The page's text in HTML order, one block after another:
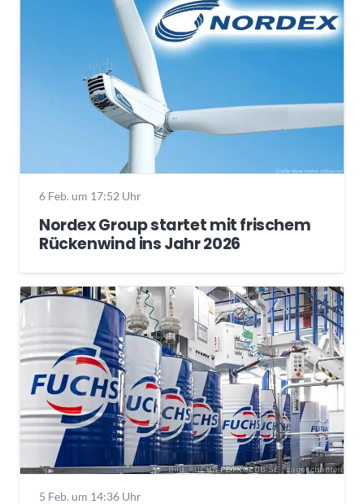
6 Feb. um 17:52 Uhr
Nordex Group startet mit frischem
Rückenwind ins Jahr 2026
5 Feb. um 14:36 Uhr